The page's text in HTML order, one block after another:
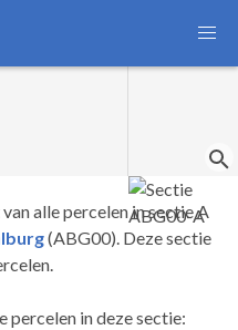
alle percelen in sectie A
(ABG00). Deze sectie
percelen in deze sectie: